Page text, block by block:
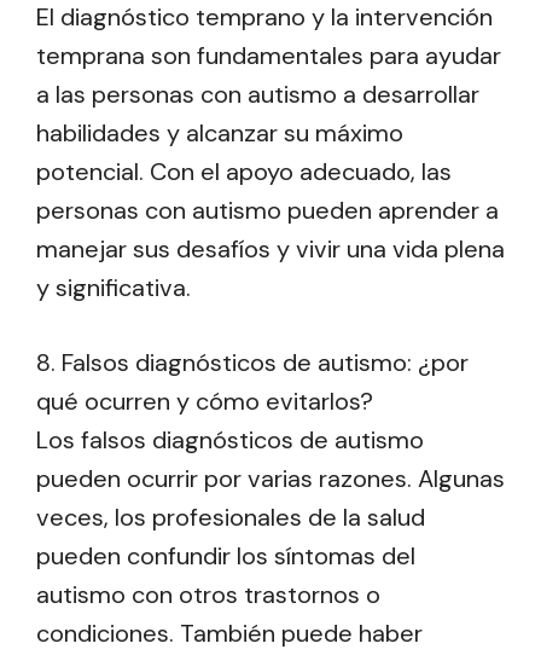
El diagnóstico temprano y la intervención
temprana son fundamentales para ayudar
a las personas con autismo a desarrollar
habilidades y alcanzar su máximo
potencial. Con el apoyo adecuado, las
personas con autismo pueden aprender a
manejar sus desafíos y vivir una vida plena
y significativa.
8. Falsos diagnósticos de autismo: ¿por
qué ocurren y cómo evitarlos?
Los falsos diagnósticos de autismo
pueden ocurrir por varias razones. Algunas
veces, los profesionales de la salud
pueden confundir los síntomas del
autismo con otros trastornos o
condiciones. También puede haber